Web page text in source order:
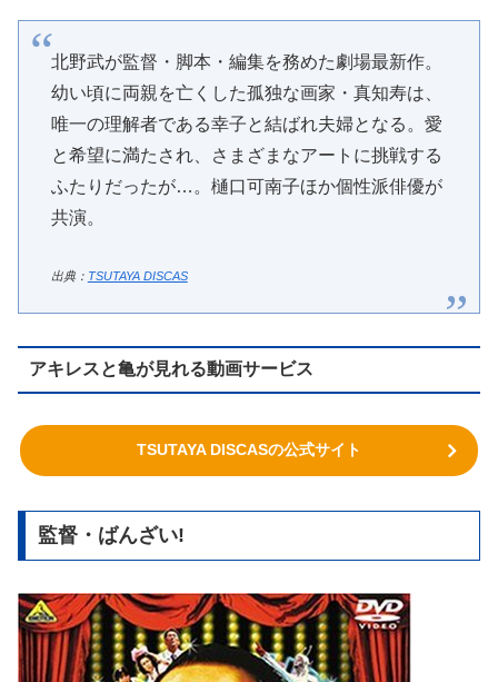
北野武が監督・脚本・編集を務めた劇場最新作。
幼い頃に両親を亡くした孤独な画家・真知寿は、
唯一の理解者である幸子と結ばれ夫婦となる。愛
と希望に満たされ、さまざまなアートに挑戦する
ふたりだったが…。樋口可南子ほか個性派俳優が
共演。
出典： TSUTAYA DISCAS
アキレスと亀が見れる動画サービス
TSUTAYA DISCASの公式サイト
監督・ばんざい!